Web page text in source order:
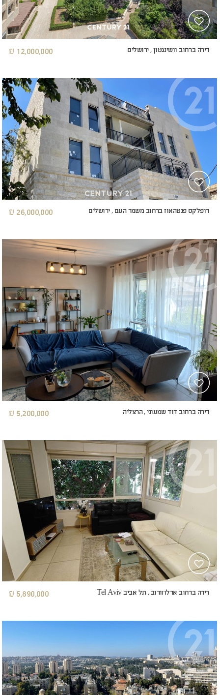
דירה ברחוב וושינגטון , ירושלים 12,000,000 ₪
דופלקס פנטהאוז ברחוב משמר העם , ירושלים 26,000,000 ₪
דירה ברחוב דוד שמעוני , הרצליה 5,200,000 ₪
דירה ברחוב ארלוזורוב , תל אביב Tel Aviv 5,890,000 ₪